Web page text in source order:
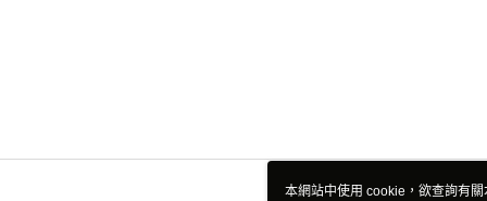
本網站中使用 cookie，欲查詢有